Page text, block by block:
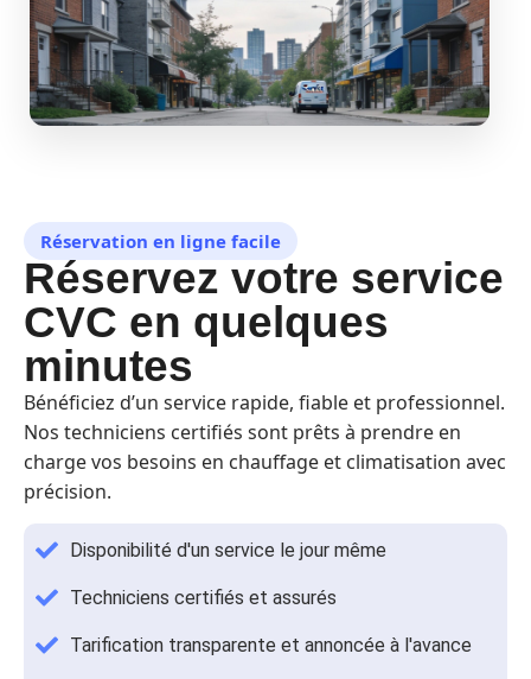
Réservation en ligne facile
Réservez votre service
CVC en quelques
minutes
Bénéficiez d’un service rapide, fiable et professionnel.
Nos techniciens certifiés sont prêts à prendre en
charge vos besoins en chauffage et climatisation avec
précision.
Disponibilité d'un service le jour même
Techniciens certifiés et assurés
Tarification transparente et annoncée à l'avance